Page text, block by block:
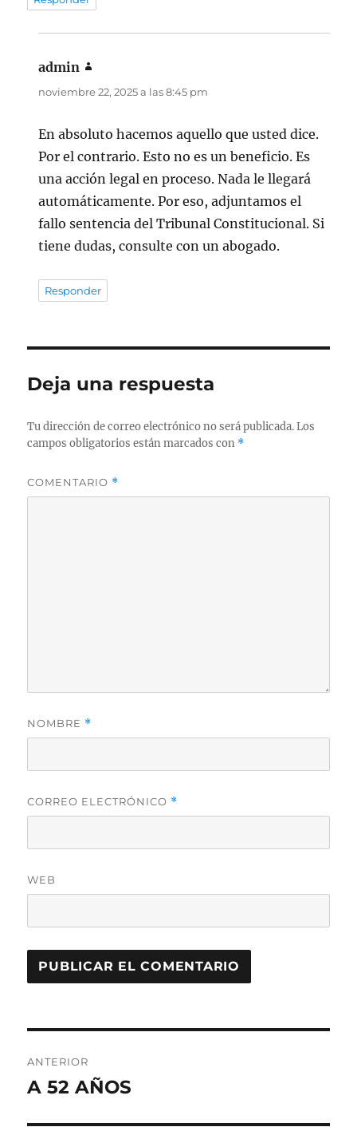
admin
noviembre 22, 2025 a las 8:45 pm
En absoluto hacemos aquello que usted dice.
Por el contrario. Esto no es un beneficio. Es
una acción legal en proceso. Nada le llegará
automáticamente. Por eso, adjuntamos el
fallo sentencia del Tribunal Constitucional. Si
tiene dudas, consulte con un abogado.
Responder
Deja una respuesta
Tu dirección de correo electrónico no será publicada. Los
campos obligatorios están marcados con *
COMENTARIO *
NOMBRE *
CORREO ELECTRÓNICO *
WEB
de
ANTERIOR
Entrada
A 52 AÑOS